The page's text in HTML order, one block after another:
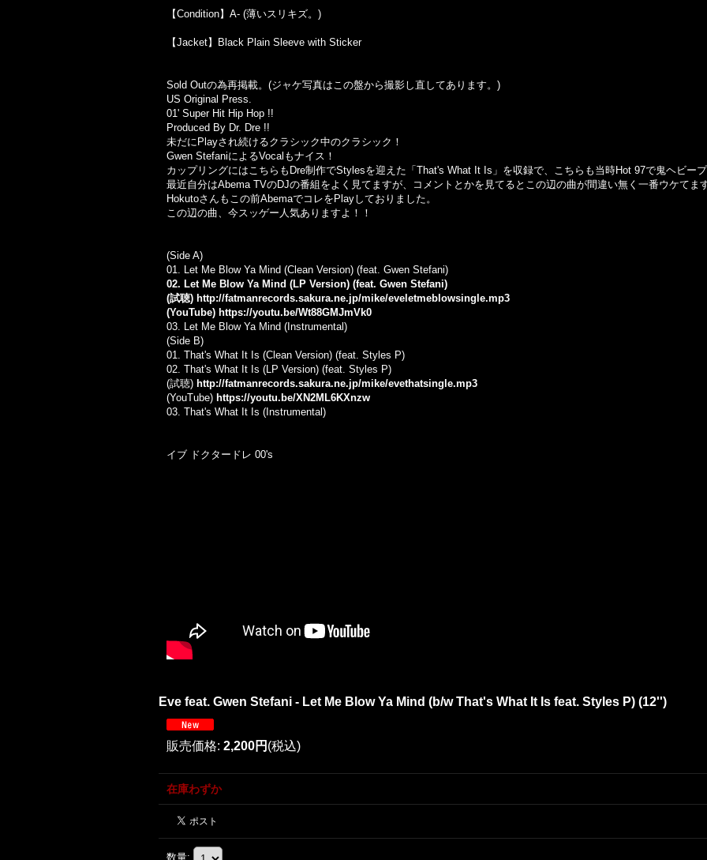
【Condition】A- (薄いスリキズ。)
【Jacket】Black Plain Sleeve with Sticker
Sold Outの為再掲載。(ジャケ写真はこの盤から撮影し直してあります。)
US Original Press.
01' Super Hit Hip Hop !!
Produced By Dr. Dre !!
未だにPlayされ続けるクラシック中のクラシック！
Gwen StefaniによるVocalもナイス！
カップリングにはこちらもDre制作でStylesを迎えた「That's What It Is」を収録で、こちらも当時Hot 97で鬼ヘビープ
最近自分はAbema TVのDJの番組をよく見てますが、コメントとかを見てるとこの辺の曲が間違い無く一番ウケてます
Hokutoさんもこの前AbemaでコレをPlayしておりました。
この辺の曲、今スッゲー人気ありますよ！！
(Side A)
01. Let Me Blow Ya Mind (Clean Version) (feat. Gwen Stefani)
02. Let Me Blow Ya Mind (LP Version) (feat. Gwen Stefani)
(試聴) http://fatmanrecords.sakura.ne.jp/mike/eveletmeblowsingle.mp3
(YouTube) https://youtu.be/Wt88GMJmVk0
03. Let Me Blow Ya Mind (Instrumental)
(Side B)
01. That's What It Is (Clean Version) (feat. Styles P)
02. That's What It Is (LP Version) (feat. Styles P)
(試聴) http://fatmanrecords.sakura.ne.jp/mike/evethatsingle.mp3
(YouTube) https://youtu.be/XN2ML6KXnzw
03. That's What It Is (Instrumental)
イブ ドクタードレ 00's
Eve feat. Gwen Stefani - Let Me Blow Ya Mind (b/w That's What It Is feat. Styles P) (12'')
販売価格: 2,200円 (税込)
在庫わずか
数量: